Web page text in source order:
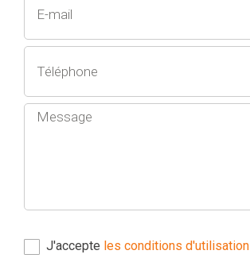
J'accepte les conditions d'utilisation